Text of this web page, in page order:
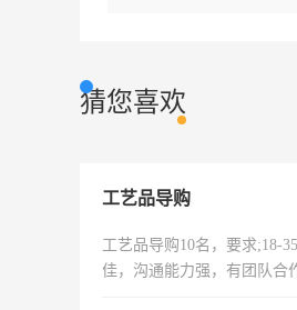
猜您喜欢
工艺品导购
工艺品导购10名，要求;18-
佳，沟通能力强，有团队合